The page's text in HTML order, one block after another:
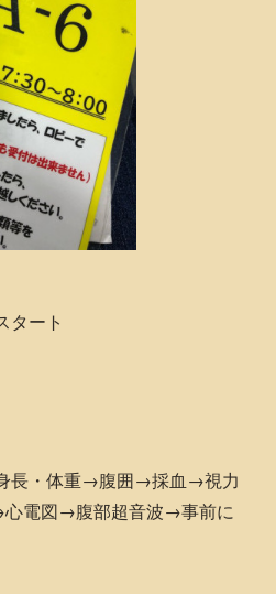
タート
・体重→腹囲→採血→視力
電図→腹部超音波→事前に